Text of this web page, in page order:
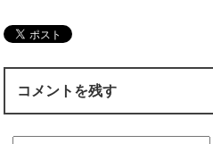
コメントを残す